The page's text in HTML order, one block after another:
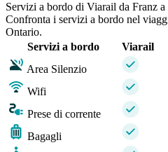
Servizi a bordo di Viarail da Franz
Confronta i servizi a bordo nel
Ontario.
Servizi a bordo
Viarail
Area Silenzio
Wifi
Prese di corrente
Bagagli